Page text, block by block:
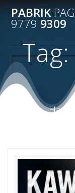
PABRIK
9779 9309